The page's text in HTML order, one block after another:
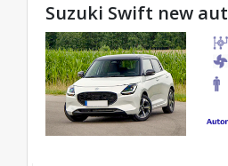
Suzuki Swift new aut